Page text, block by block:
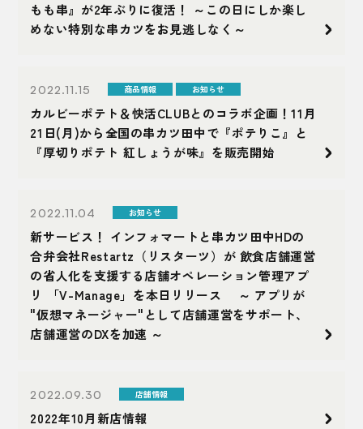
もも串』が2年ぶりに復活！ ～この日にしか楽し
めない特別な串カツをお見逃しなく～
2022.11.15 商品情報 お知らせ
カルビーポテト＆快活CLUBとのコラボ企画！11月
21日(月)から全国の串カツ田中で『ポテりこ』と
『厚切りポテト 紅しょうが味』を販売開始
2022.11.04 お知らせ
新サービス！ インフォマートと串カツ田中HDの
合弁会社Restartz（リスターツ）が 飲食店舗運営
の省人化を支援する店舗オペレーション管理アプ
リ 「V-Manage」を本日リリース ～ アプリが
"仮想マネージャー"として店舗運営をサポート、
店舗運営のDXを加速 ～
2022.09.30 店舗情報
2022年10月新店情報